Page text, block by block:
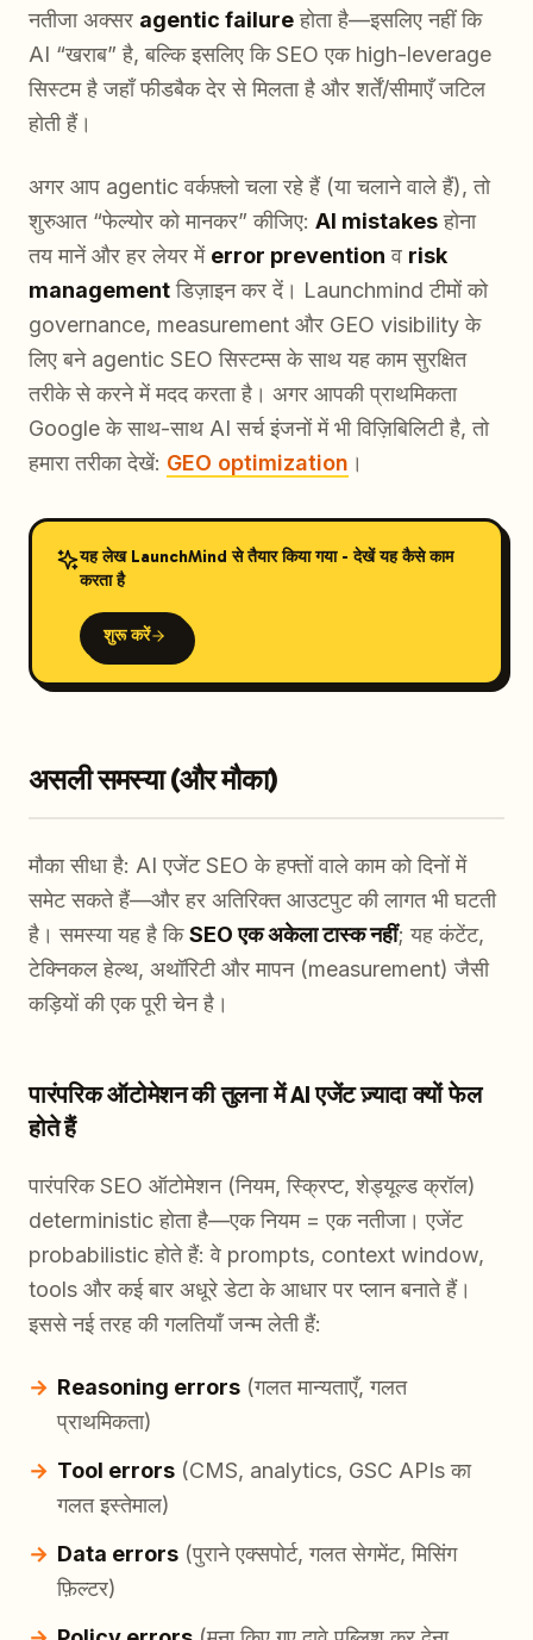
नतीजा अक्सर agentic failureहोता है—इसलिए नहीं कि
AI “खराब” है, बल्कि इसलिए कि SEO एक high-leverage
सिस्टम है जहाँ फीडबैक देर से मिलता है और शर्तें/सीमाएँ जटिल
होती हैं।
अगर आप agentic वर्कफ़्लो चला रहे हैं (या चलाने वाले हैं), तो
शुरुआत “फेल्योर को मानकर” कीजिए: AI mistakesहोना
तय मानें और हर लेयर में error prevention व risk
managementडिज़ाइन कर दें। Launchmind टीमों को
governance, measurement और GEO visibility के
लिए बने agentic SEO सिस्टम्स के साथ यह काम सुरक्षित
तरीके से करने में मदद करता है। अगर आपकी प्राथमिकता
Google के साथ-साथ AI सर्च इंजनों में भी विज़िबिलिटी है, तो
हमारा तरीका देखें: GEO optimization ।
यह लेख LaunchMind से तैयार किया गया - देखें यह कैसे काम
करता है
शुरू करें
असली समस्या (और मौका)
मौका सीधा है: AI एजेंट SEO के हफ्तों वाले काम को दिनों में
समेट सकते हैं—और हर अतिरिक्त आउटपुट की लागत भी घटती
है। समस्या यह है किSEO एक अकेला टास्क नहीं; यह कंटेंट,
टेक्निकल हेल्थ, अथॉरिटी और मापन (measurement) जैसी
कड़ियों की एक पूरी चेन है।
पारंपरिक ऑटोमेशन की तुलना में AI एजेंट ज़्यादा क्यों फेल
होते हैं
पारंपरिक SEO ऑटोमेशन (नियम, स्क्रिप्ट, शेड्यूल्ड क्रॉल)
deterministic होता है—एक नियम = एक नतीजा। एजेंट
probabilistic होते हैं: वे prompts, context window,
tools और कई बार अधूरे डेटा के आधार पर प्लान बनाते हैं।
इससे नई तरह की गलतियाँ जन्म लेती हैं:
Reasoning errors (गलत मान्यताएँ, गलत
प्राथमिकता)
Tool errors (CMS, analytics, GSC APIs का
गलत इस्तेमाल)
Data errors (पुराने एक्सपोर्ट, गलत सेगमेंट, मिसिंग
फ़िल्टर)